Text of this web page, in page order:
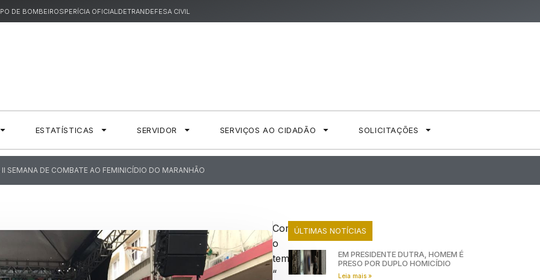
DE BOMBEIROSPERÍCIA OFICIALDETRANDEFESA CIVIL
ESTATÍSTICAS SERVIDOR SERVIÇOS AO CIDADÃO SOLICITAÇÕES
SEMANA DE COMBATE AO FEMINICÍDIO DO MARANHÃO
Com
o
tema
“
ÚLTIMAS NOTÍCIAS
EM PRESIDENTE DUTRA, HOMEM É
PRESO POR DUPLO HOMICÍDIO
Leia mais »